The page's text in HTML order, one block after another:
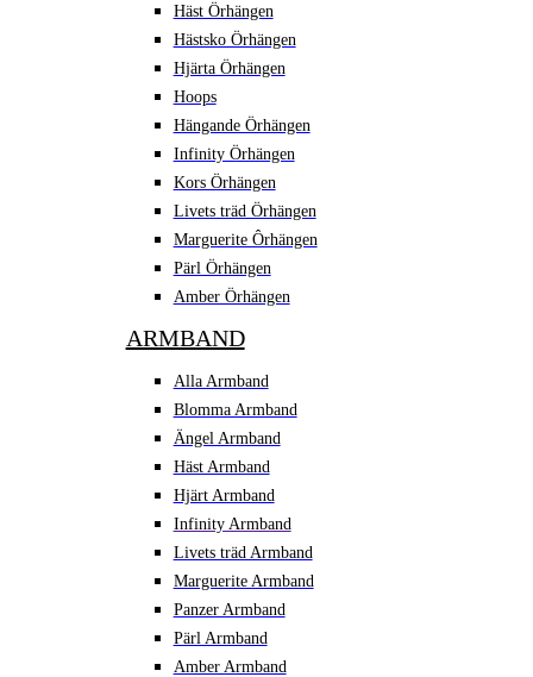
Häst Örhängen
Hästsko Örhängen
Hjärta Örhängen
Hoops
Hängande Örhängen
Infinity Örhängen
Kors Örhängen
Livets träd Örhängen
Marguerite Ôrhängen
Pärl Örhängen
Amber Örhängen
ARMBAND
Alla Armband
Blomma Armband
Ängel Armband
Häst Armband
Hjärt Armband
Infinity Armband
Livets träd Armband
Marguerite Armband
Panzer Armband
Pärl Armband
Amber Armband